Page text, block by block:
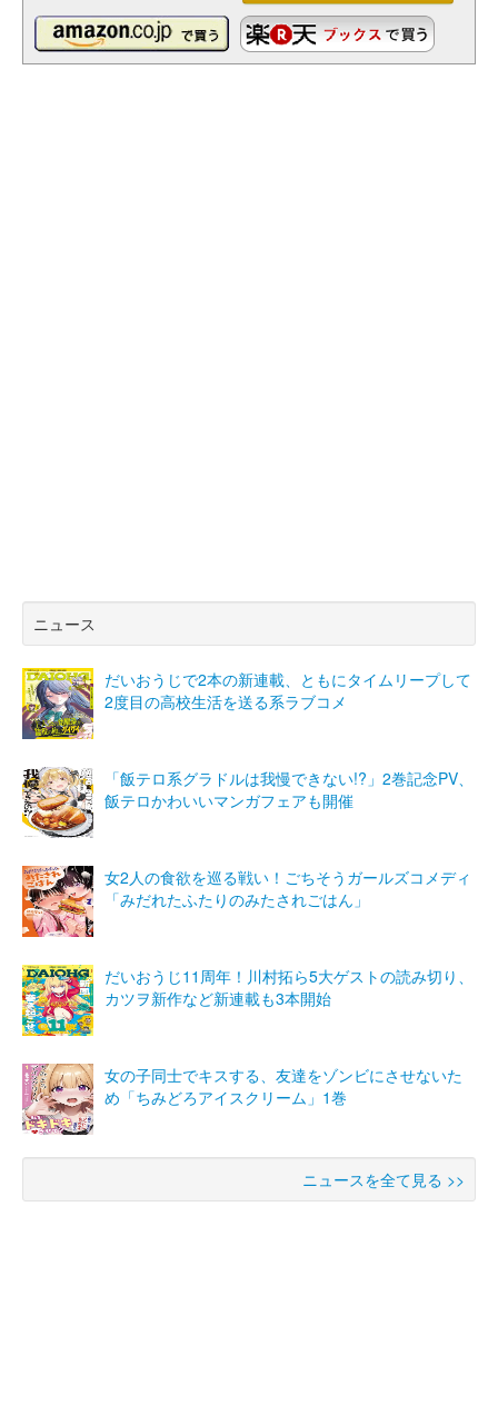
ニュース
だいおうじで2本の新連載、ともにタイムリープして
2度目の高校生活を送る系ラブコメ
「飯テロ系グラドルは我慢できない!?」2巻記念PV、
飯テロかわいいマンガフェアも開催
女2人の食欲を巡る戦い！ごちそうガールズコメディ
「みだれたふたりのみたされごはん」
だいおうじ11周年！川村拓ら5大ゲストの読み切り、
カツヲ新作など新連載も3本開始
女の子同士でキスする、友達をゾンビにさせないた
め「ちみどろアイスクリーム」1巻
ニュースを全て見る >>